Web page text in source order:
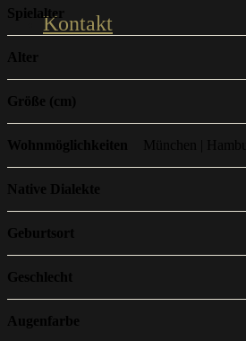
Kontakt
Spielalter
Alter
Größe (cm)
Wohnmöglichkeiten München |
Native Dialekte
Geburtsort
Geschlecht
Augenfarbe